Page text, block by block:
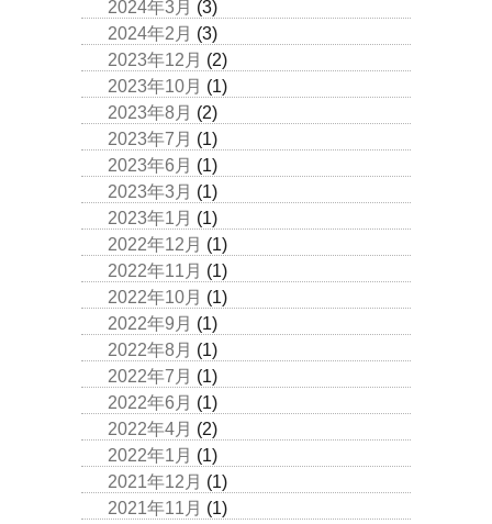
2024年3月 (3)
2024年2月 (3)
2023年12月 (2)
2023年10月 (1)
2023年8月 (2)
2023年7月 (1)
2023年6月 (1)
2023年3月 (1)
2023年1月 (1)
2022年12月 (1)
2022年11月 (1)
2022年10月 (1)
2022年9月 (1)
2022年8月 (1)
2022年7月 (1)
2022年6月 (1)
2022年4月 (2)
2022年1月 (1)
2021年12月 (1)
2021年11月 (1)